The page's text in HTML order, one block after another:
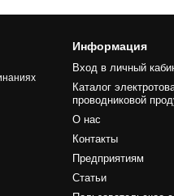
Информация
Вход в личный
Каталог
проводниковой
О нас
Контакты
Предприятиям
Статьи